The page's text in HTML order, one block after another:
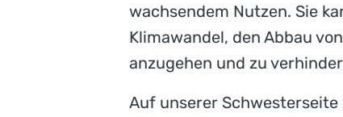
wachsendem Nutzen. Sie
Klimawandel, den Abbau von
anzugehen und zu
Auf unserer Schwesterseite